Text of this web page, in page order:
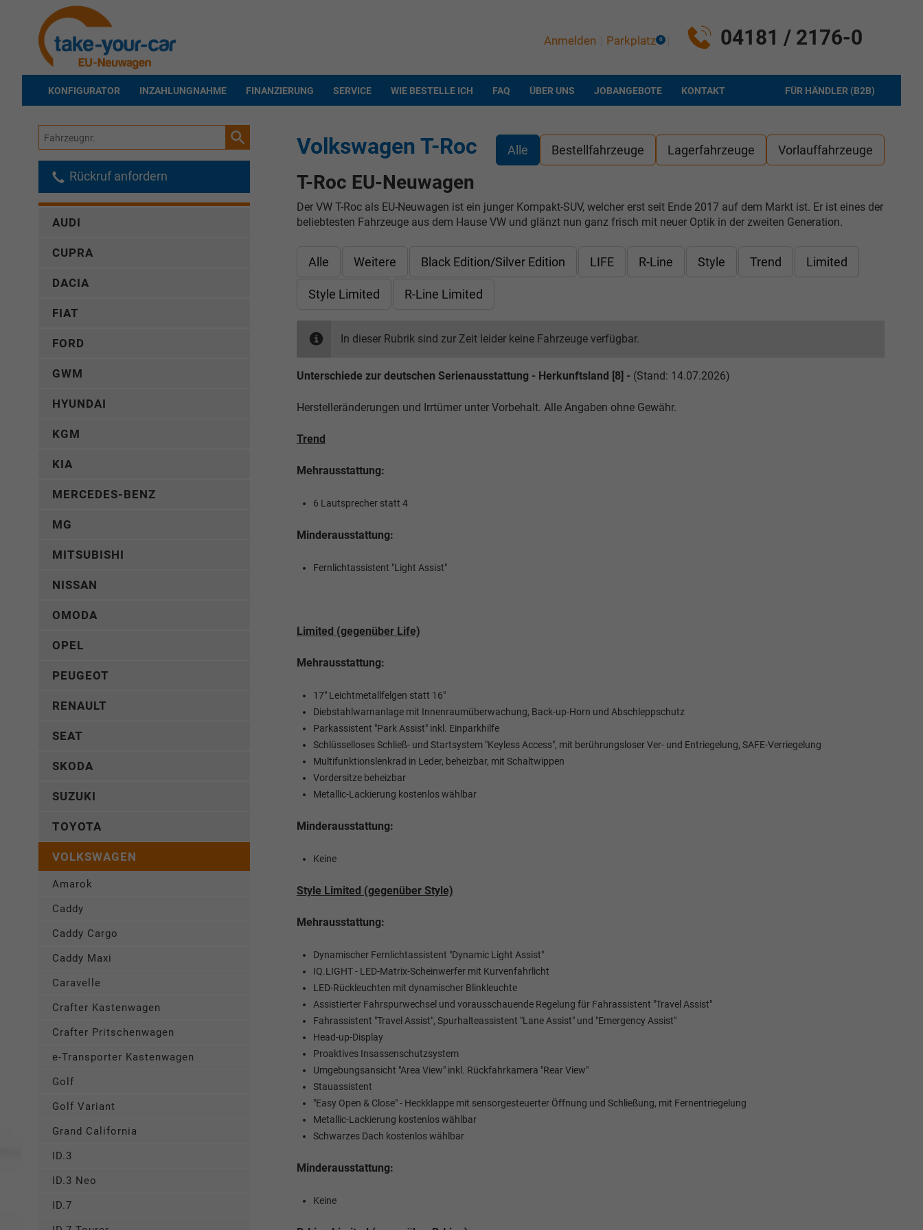
04181 / 2176-0
Anmelden Parkplatz 0
KONFIGURATOR INZAHLUNGNAHME FINANZIERUNG SERVICE WIE BESTELLE ICH FAQ ÜBER UNS JOBANGEBOTE FÜR HÄNDLER (B2B)
KONTAKT
Alle Bestellfahrzeuge Lagerfahrzeuge Vorlauffahrzeuge
Volkswagen T-Roc
T-Roc EU-Neuwagen
Der VW T-Roc als EU-Neuwagen ist ein junger Kompakt-SUV, welcher erst seit Ende 2017 auf dem Markt ist. Er ist eines der
beliebtesten Fahrzeuge aus dem Hause VW und glänzt nun ganz frisch mit neuer Optik in der zweiten Generation.
Alle Weitere Black Edition/Silver Edition LIFE R-Line Style Trend Limited
Style Limited R-Line Limited
In dieser Rubrik sind zur Zeit leider keine Fahrzeuge verfügbar.
Unterschiede zur deutschen Serienausstattung - Herkunftsland [8] - (Stand: 14.07.2026)
Herstelleränderungen und Irrtümer unter Vorbehalt. Alle Angaben ohne Gewähr.
Trend
Mehrausstattung:
6 Lautsprecher statt 4
Minderausstattung:
Fernlichtassistent "Light Assist"
Limited (gegenüber Life)
Mehrausstattung:
17" Leichtmetallfelgen statt 16"
Diebstahlwarnanlage mit Innenraumüberwachung, Back-up-Horn und Abschleppschutz
Parkassistent "Park Assist" inkl. Einparkhilfe
Schlüsselloses Schließ- und Startsystem "Keyless Access", mit berührungsloser Ver- und Entriegelung, SAFE-Verriegelung
Multifunktionslenkrad in Leder, beheizbar, mit Schaltwippen
Vordersitze beheizbar
Metallic-Lackierung kostenlos wählbar
Minderausstattung:
Keine
Style Limited (gegenüber Style)
Mehrausstattung:
Dynamischer Fernlichtassistent "Dynamic Light Assist"
IQ.LIGHT - LED-Matrix-Scheinwerfer mit Kurvenfahrlicht
LED-Rückleuchten mit dynamischer Blinkleuchte
Assistierter Fahrspurwechsel und vorausschauende Regelung für Fahrassistent "Travel Assist"
Fahrassistent "Travel Assist", Spurhalteassistent "Lane Assist" und "Emergency Assist"
Head-up-Display
Proaktives Insassenschutzsystem
Umgebungsansicht "Area View" inkl. Rückfahrkamera "Rear View"
Stauassistent
"Easy Open & Close" - Heckklappe mit sensorgesteuerter Öffnung und Schließung, mit Fernentriegelung
Metallic-Lackierung kostenlos wählbar
Schwarzes Dach kostenlos wählbar
Minderausstattung:
Keine
Fahrzeugnr.
Rückruf anfordern
AUDI
CUPRA
DACIA
FIAT
FORD
GWM
HYUNDAI
KGM
KIA
MERCEDES-BENZ
MG
MITSUBISHI
NISSAN
OMODA
OPEL
PEUGEOT
RENAULT
SEAT
SKODA
SUZUKI
TOYOTA
VOLKSWAGEN
Amarok
Caddy
Caddy Cargo
Caddy Maxi
Caravelle
Crafter Kastenwagen
Crafter Pritschenwagen
e-Transporter Kastenwagen
Golf
Golf Variant
Grand California
ID.3
ID.3 Neo
ID.7